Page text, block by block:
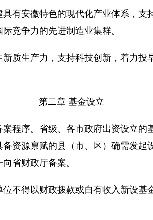
安徽特色的现代化产业体系，支
竞争力的先进制造业集群。
生产力，支持科技创新，着力投
第二章 基金设立
序。省级、各市政府出资设立的
资源禀赋的县（市、区）确需发起
省财政厅备案。
得以财政拨款或自有收入新设基